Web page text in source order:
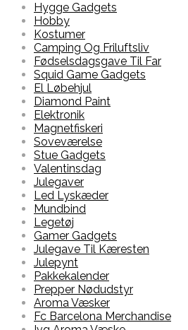
Hygge Gadgets
Hobby
Kostumer
Camping Og Friluftsliv
Fødselsdagsgave Til Far
Squid Game Gadgets
El Løbehjul
Diamond Paint
Elektronik
Magnetfiskeri
Soveværelse
Stue Gadgets
Valentinsdag
Julegaver
Led Lyskæder
Mundbind
Legetøj
Gamer Gadgets
Julegave Til Kæresten
Julepynt
Pakkekalender
Prepper Nødudstyr
Aroma Væsker
Fc Barcelona Merchandise